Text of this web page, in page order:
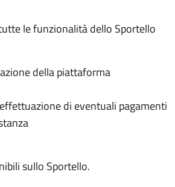
le funzionalità dello Sportello
della piattaforma
di eventuali pagamenti
sullo Sportello.